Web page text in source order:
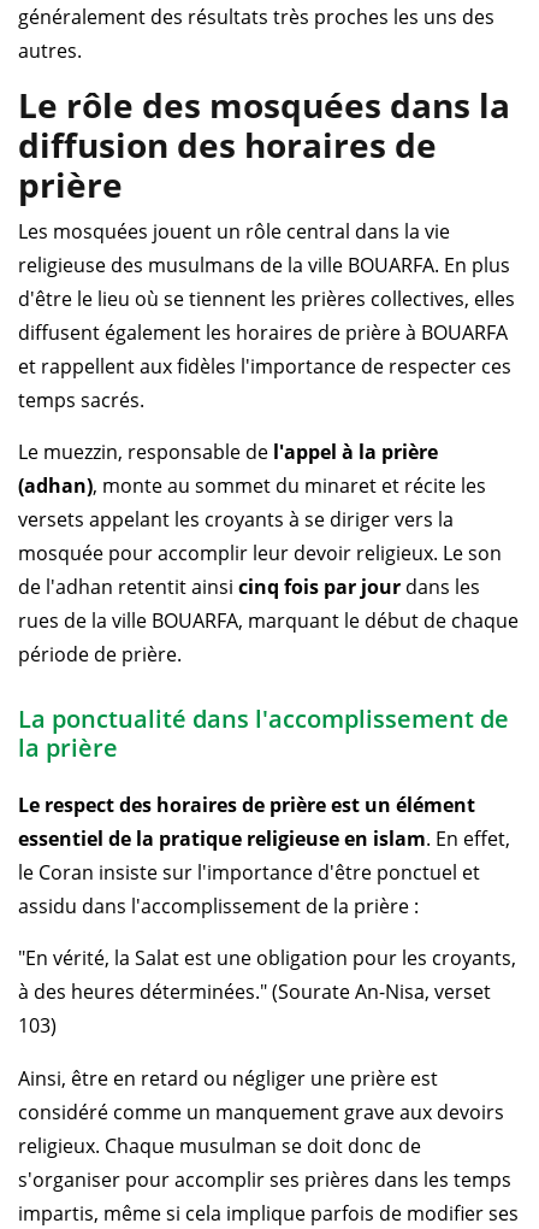
généralement des résultats très proches les uns des
autres.
Le rôle des mosquées dans la
diffusion des horaires de
prière
Les mosquées jouent un rôle central dans la vie
religieuse des musulmans de la ville BOUARFA. En plus
d'être le lieu où se tiennent les prières collectives, elles
diffusent également les horaires de prière à BOUARFA
et rappellent aux fidèles l'importance de respecter ces
temps sacrés.
Le muezzin, responsable de l'appel à la prière
(adhan), monte au sommet du minaret et récite les
versets appelant les croyants à se diriger vers la
mosquée pour accomplir leur devoir religieux. Le son
de l'adhan retentit ainsi cinq fois par jour dans les
rues de la ville BOUARFA, marquant le début de chaque
période de prière.
La ponctualité dans l'accomplissement de
la prière
Le respect des horaires de prière est un élément
essentiel de la pratique religieuse en islam. En effet,
le Coran insiste sur l'importance d'être ponctuel et
assidu dans l'accomplissement de la prière :
"En vérité, la Salat est une obligation pour les croyants,
à des heures déterminées." (Sourate An-Nisa, verset
103)
Ainsi, être en retard ou négliger une prière est
considéré comme un manquement grave aux devoirs
religieux. Chaque musulman se doit donc de
s'organiser pour accomplir ses prières dans les temps
impartis, même si cela implique parfois de modifier ses